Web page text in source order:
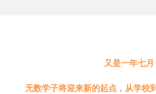
又是一年七月
无数学子将迎来新的起点，从学校